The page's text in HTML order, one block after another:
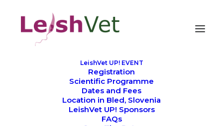
LeishVet UP! EVENT
Registration
Scientific Programme
Dates and Fees
Location in Bled, Slovenia
LeishVet UP! Sponsors
FAQs
ACERCA DO LEISHVET